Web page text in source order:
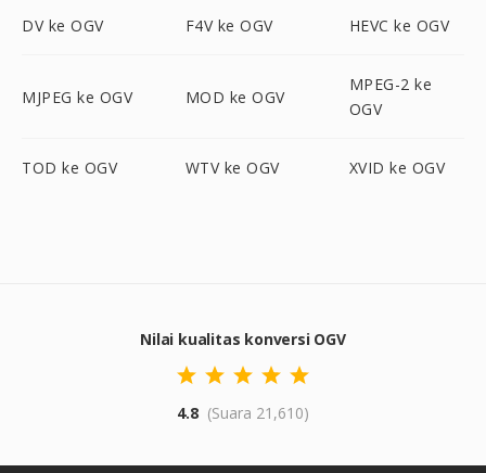
DV ke OGV F4V ke OGV HEVC ke OGV
MJPEG ke OGV MOD ke OGV
MPEG-2 ke
OGV
TOD ke OGV WTV ke OGV XVID ke OGV
Nilai kualitas konversi OGV
4.8 (Suara 21,610)